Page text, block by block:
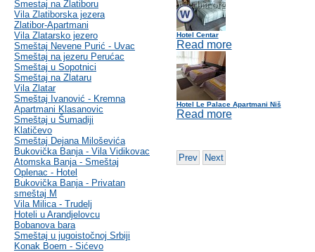
Smestaj na Zlatiboru
Vila Zlatiborska jezera
Zlatibor-Apartmani
Vila Zlatarsko jezero
Smeštaj Nevene Purić - Uvac
Smeštaj na jezeru Perućac
Smeštaj u Sopotnici
Smeštaj na Zlataru
Vila Zlatar
Smeštaj Ivanović - Kremna
Apartmani Klasanovic
Smeštaj u Šumadiji
Klatičevo
Smeštaj Dejana Miloševića
Bukovička Banja - Vila Vidikovac
Atomska Banja - Smeštaj
Oplenac - Hotel
Bukovička Banja - Privatan
smeštaj M
Vila Milica - Trudelj
Hoteli u Arandjelovcu
Bobanova bara
Smeštaj u jugoistočnoj Srbiji
Konak Boem - Sićevo
Hotel Centar
Read more
Hotel Le Palace Apartmani Niš
Read more
Prev Next